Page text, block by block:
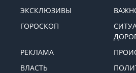
ЭКСКЛЮЗИВЫ
ГОРОСКОП
РЕКЛАМА
ВЛАСТЬ